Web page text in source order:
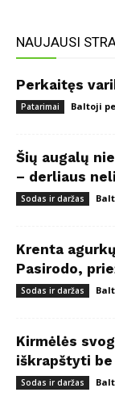
NAUJAUSI
Perkaitęs
Patarimai Baltoji
Šių augalų
– derliaus
Sodas ir daržas
Krenta
Pasirodo,
Sodas ir daržas
Kirmėlės
iškrapštyti
Sodas ir daržas